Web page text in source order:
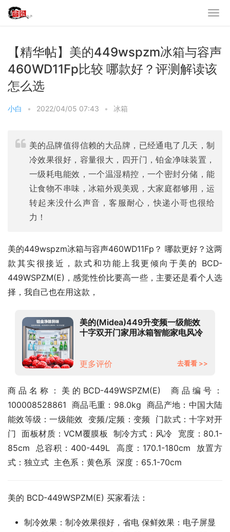
【精华帖】美的449wspzm冰箱与容声
460WD11Fp比较 哪款好？评测解读该
怎么选
小白 • 2022/04/05 07:43 • 冰箱
美的品牌值得信赖的大品牌，已经通电了几天，制
冷效果很好，容量很大，四开门，铂金净味装置，
一级耗电能效，一个温湿精控，一个密封分储，能
让食物不串味，冰箱外观美观，大家庭都够用，运
转起来没什么声音，客服耐心，快递小哥也很给
力！
美的449wspzm冰箱与容声460WD11Fp？ 哪款更好？这两
款其实很接近，款式和功能上我更倾向于美的 BCD-
449WSPZM(E)，感觉性价比要高一些，主要还是看个人选
择，我自己也在用这款，
美的(Midea)449升变频一级能效
十字双开门家用冰箱智能家电风冷
更多评价
去看看 >>
商品名称：美的BCD-449WSPZM(E)  商品编号：
100008528861  商品毛重：98.0kg  商品产地：中国大陆
能效等级：一级能效  变频/定频：变频  门款式：十字对开
门  面板材质：VCM覆膜板  制冷方式：风冷  宽度：80.1-
85cm  总容积：400-449L  高度：170.1-180cm  放置方
式：独立式  主色系：黄色系  深度：65.1-70cm
美的 BCD-449WSPZM(E) 买家看法：
制冷效果：制冷效果很好，省电 保鲜效果：电子屏显